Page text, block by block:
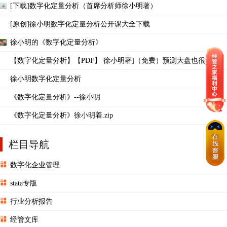
[下载]数字化定量分析（首席分析师徐小明著）
[原创]徐小明数字化定量分析公开课大全下载
徐小明的《数字化定量分析》
【数字化定量分析】【PDF】 徐小明著]（免费）预测大盘也很准
徐小明数字化定量分析
《数字化定量分析》--徐小明
《数字化定量分析》徐小明着.zip
栏目导航
数字化企业管理
stata专版
行业分析报告
经管文库